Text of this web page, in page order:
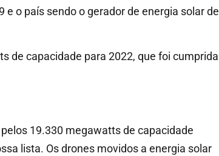
o país sendo o gerador de energia solar de
de capacidade para 2022, que foi cumprida
19.330 megawatts de capacidade
lista. Os drones movidos a energia solar